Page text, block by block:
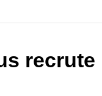
recrute